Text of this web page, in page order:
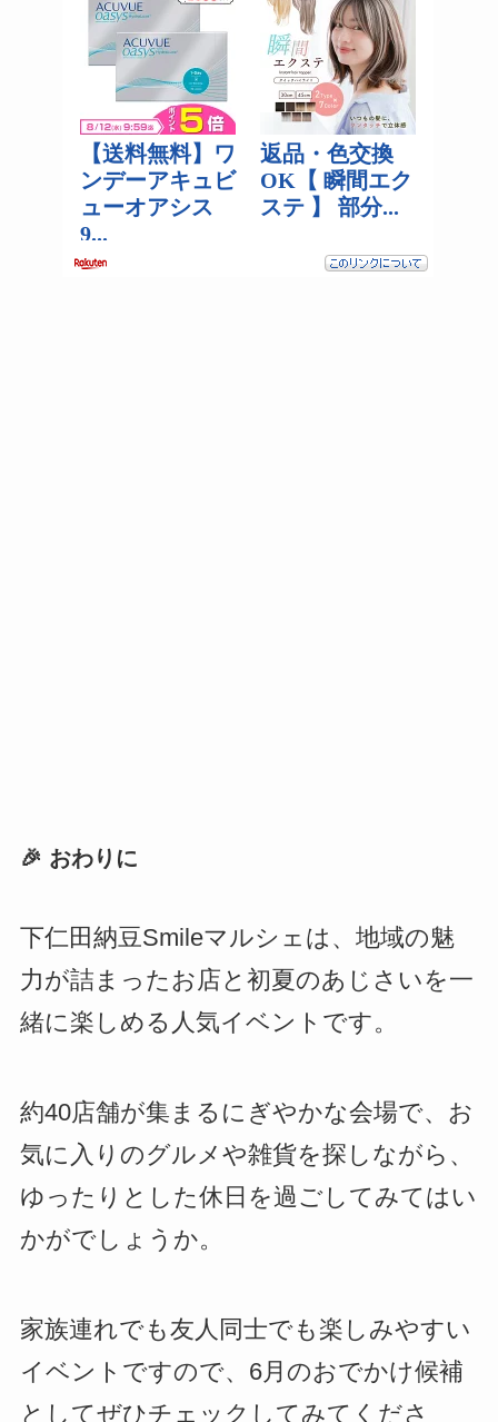
🎉 おわりに
下仁田納豆Smileマルシェは、地域の魅
力が詰まったお店と初夏のあじさいを一
緒に楽しめる人気イベントです。
約40店舗が集まるにぎやかな会場で、お
気に入りのグルメや雑貨を探しながら、
ゆったりとした休日を過ごしてみてはい
かがでしょうか。
家族連れでも友人同士でも楽しみやすい
イベントですので、6月のおでかけ候補
としてぜひチェックしてみてくださ